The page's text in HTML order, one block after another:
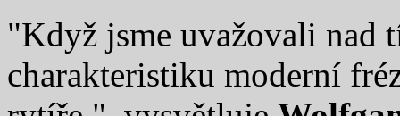
"Když jsme uvažovali nad
charakteristiku moderní